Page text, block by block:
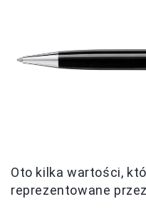
Oto kilka wartości,
reprezentowane